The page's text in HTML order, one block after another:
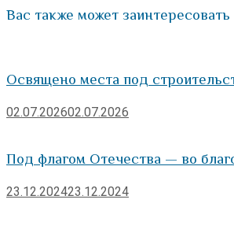
Вас также может заинтересовать
Освящено места под
02.07.202602.07.2026
Под флагом Отечества — во
23.12.202423.12.2024